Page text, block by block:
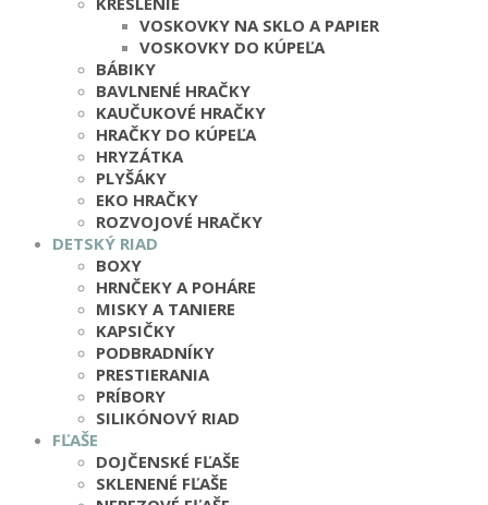
VOSKOVKY NA SKLO A PAPIER
VOSKOVKY DO KÚPEĽA
BÁBIKY
BAVLNENÉ HRAČKY
KAUČUKOVÉ HRAČKY
HRAČKY DO KÚPEĽA
HRYZÁTKA
PLYŠÁKY
EKO HRAČKY
ROZVOJOVÉ HRAČKY
DETSKÝ RIAD
BOXY
HRNČEKY A POHÁRE
MISKY A TANIERE
KAPSIČKY
PODBRADNÍKY
PRESTIERANIA
PRÍBORY
SILIKÓNOVÝ RIAD
FĽAŠE
DOJČENSKÉ FĽAŠE
SKLENENÉ FĽAŠE